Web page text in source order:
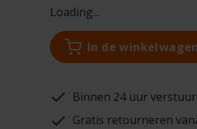
Loading...
In de winkelwagen
Binnen 24 uur
Gratis retourneren